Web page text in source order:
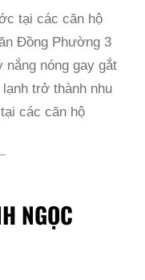
tại các căn hộ
Đồng Phường 3
nắng nóng gay gắt
trở thành nhu
các căn hộ
NGỌC